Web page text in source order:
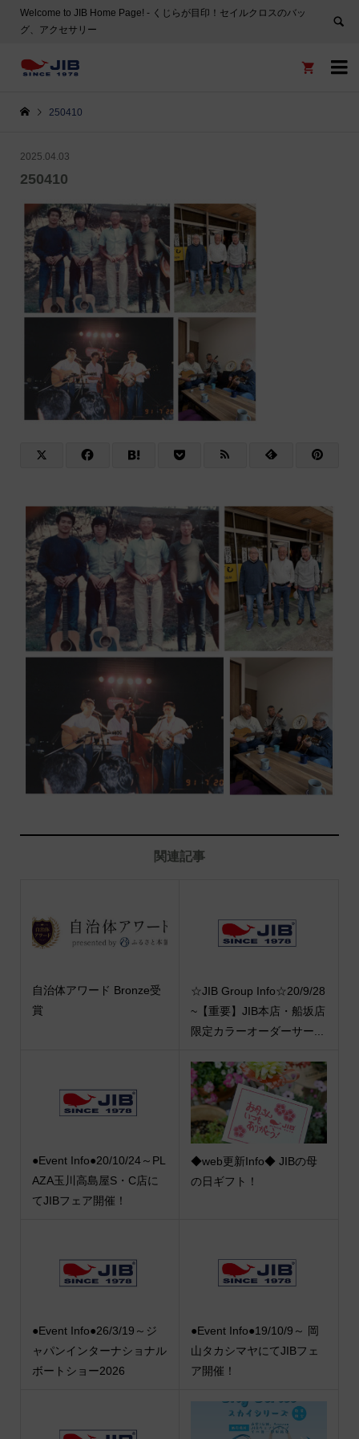
Welcome to JIB Home Page! ‐ くじらが目印！セイルクロスのバッ
グ、アクセサリー


250410
2025.04.03
250410
関連記事
自治体アワード Bronze受
賞
☆JIB Group Info☆20/9/28
~【重要】JIB本店・船坂店
限定カラーオーダーサー...
●Event Info●20/10/24～PL
AZA玉川高島屋S・C店に
てJIBフェア開催！
◆web更新Info◆ JIBの母
の日ギフト！
●Event Info●26/3/19～ジ
ャパンインターナショナル
ボートショー2026
●Event Info●19/10/9～ 岡
山タカシマヤにてJIBフェ
ア開催！